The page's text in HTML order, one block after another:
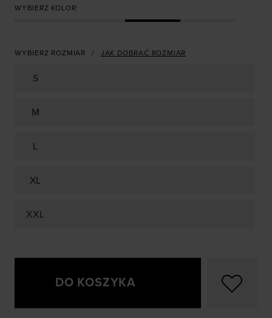
WYBIERZ KOLOR:
WYBIERZ ROZMIAR JAK DOBRAĆ ROZMIAR
S
M
L
XL
XXL
DO KOSZYKA